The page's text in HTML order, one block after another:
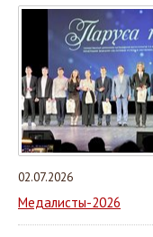
02.07.2026
Медалисты-2026